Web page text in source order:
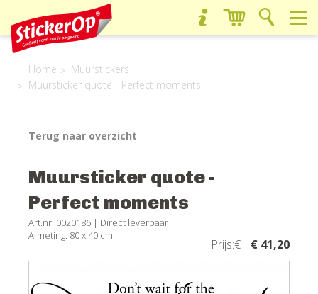
Home
Muurstickers
Muursticker quote - Perfect moments
Terug naar overzicht
Muursticker quote -
Perfect moments
Art.nr: 0020186 | Direct leverbaar
Afmeting: 80 x 40 cm
Prijs:€ € 41,20